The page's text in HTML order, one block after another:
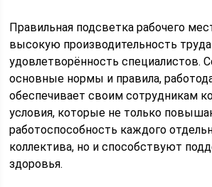
Правильная подсветка рабочего
высокую производительность
удовлетворённость специалистов.
основные нормы и правила,
обеспечивает своим сотрудникам
условия, которые не только
работоспособность каждого
коллектива, но и способствуют
здоровья.